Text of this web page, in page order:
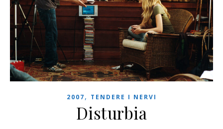
2007, TENDERE I NERVI
Disturbia